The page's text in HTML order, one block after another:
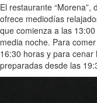
El restaurante
ofrece mediodías
que comienza a las
media noche. Para
16:30 horas y para
preparadas desde las